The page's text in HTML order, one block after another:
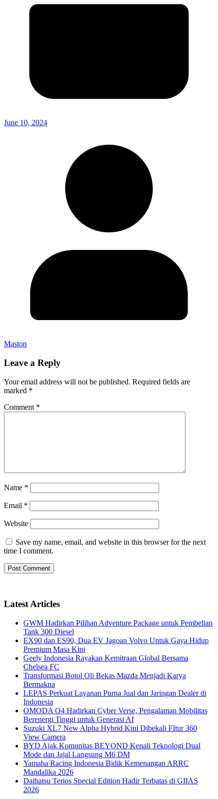
June 10, 2024
Maston
Leave a Reply
Your email address will not be published. Required fields are
marked *
Comment *
Name *
Email *
Website
Save my name, email, and website in this browser for the next
time I comment.
Latest Articles
GWM Hadirkan Pilihan Adventure Package untuk Pembelian
Tank 300 Diesel
EX90 dan ES90, Dua EV Jagoan Volvo Untuk Gaya Hidup
Premium Masa Kini
Geely Indonesia Rayakan Kemitraan Global Bersama
Chelsea FC
Transformasi Botol Oli Bekas Mazda Menjadi Karya
Bermakna
LEPAS Perkuat Layanan Purna Jual dan Jaringan Dealer di
Indonesia
OMODA O4 Hadirkan Cyber Verse, Pengalaman Mobilitas
Berenergi Tinggi untuk Generasi AI
Suzuki XL7 New Alpha Hybrid Kini Dibekali FItur 360
View Camera
BYD Ajak Komunitas BEYOND Kenali Teknologi Dual
Mode dan Jajal Langsung M6 DM
Yamaha Racing Indonesia Bidik Kemenangan ARRC
Mandalika 2026
Daihatsu Terios Special Edition Hadir Terbatas di GIIAS
2026